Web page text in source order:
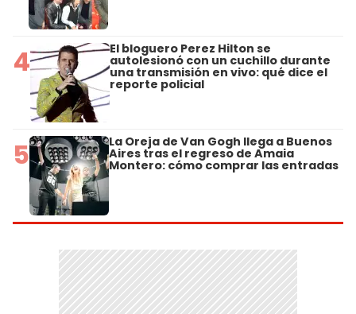
4 El bloguero Perez Hilton se
autolesionó con un cuchillo durante
una transmisión en vivo: qué dice el
reporte policial
5 La Oreja de Van Gogh llega a Buenos
Aires tras el regreso de Amaia
Montero: cómo comprar las entradas